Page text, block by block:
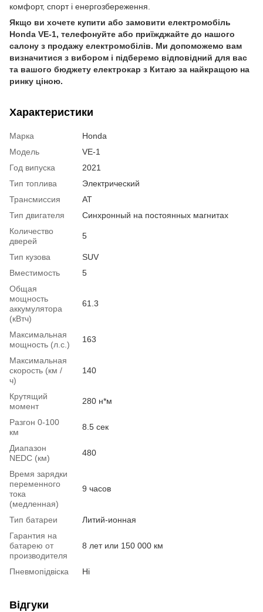
комфорт, спорт і енергозбереження.
Якщо ви хочете купити або замовити електромобіль
Honda VE-1, телефонуйте або приїжджайте до нашого
салону з продажу електромобілів. Ми допоможемо вам
визначитися з вибором і підберемо відповідний для вас
та вашого бюджету електрокар з Китаю за найкращою на
ринку ціною.
Характеристики
Марка
Honda
Модель
VE-1
Год випуска
2021
Тип топлива
Электрический
Трансмиссия
AT
Тип двигателя
Синхронный на постоянных магнитах
Количество
дверей
5
Тип кузова
SUV
Вместимость
5
Общая
мощность
аккумулятора
(кВтч)
61.3
Максимальная
мощность (л.с.)
163
Максимальная
скорость (км /
ч)
140
Крутящий
момент
280 н*м
Разгон 0-100
км
8.5 сек
Диапазон
NEDC (км)
480
Время зарядки
переменного
тока
(медленная)
9 часов
Тип батареи
Литий-ионная
Гарантия на
батарею от
производителя
8 лет или 150 000 км
Пневмопідвіска Ні
Відгуки